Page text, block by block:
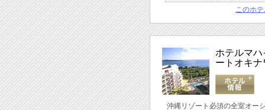
このホ
ホテルマ
ートオキナ
沖縄リゾート必須の全室オー